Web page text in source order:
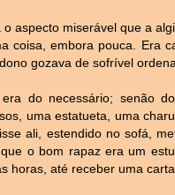
aspecto miserável que a
coisa, embora pouca. Era
gozava de sofrível
do necessário; senão
uma estatueta, uma
ali, estendido no sofá,
o bom rapaz era um
horas, até receber uma